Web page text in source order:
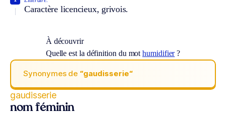
Caractère licencieux, grivois.
À découvrir
Quelle est la définition du mothumidifier?
Synonymes de “gaudisserie“
gaudisserie
nom féminin